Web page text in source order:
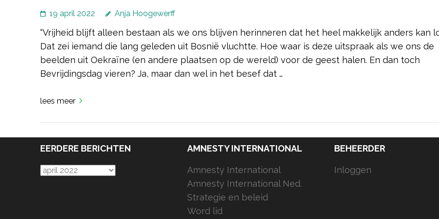
19 april 2022 Anja Hoogewerff
“Vrijheid blijft alleen bestaan als we ons blijven herinneren dat het heel makkelijk anders kan
Dat zei iemand die lang geleden uit Bosnië vluchtte. Hoe waar is deze uitspraak als we ons de
beelden uit Oekraïne (en andere plaatsen op de wereld) voor de geest halen. En dan toch
Bevrijdingsdag vieren? Ja, maar dan wel in het besef dat …
lees meer
EERDERE BERICHTEN
Eerdere
AMNESTY INTERNATIONAL
Amnesty International
Amnesty International Ned.
Strategie en beleid
Word lid
BEHEERDER
Inloggen